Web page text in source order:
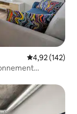
Note
4,92 (142)